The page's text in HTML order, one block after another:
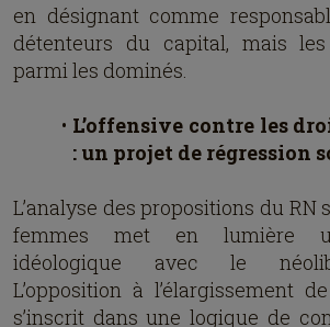
en désignant comme
détenteurs du capital, mais
parmi les dominés.
L’offensive contre les
: un projet de régression
L’analyse des propositions du RN
femmes met en lumière
idéologique avec le
L’opposition à l’élargissement
s’inscrit dans une logique de